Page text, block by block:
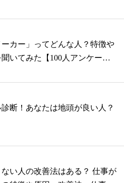
ーカー」ってどんな人？特徴や
いてみた【100人アンケー
断！あなたは地頭が良い人？
い人の改善法はある？ 仕事が